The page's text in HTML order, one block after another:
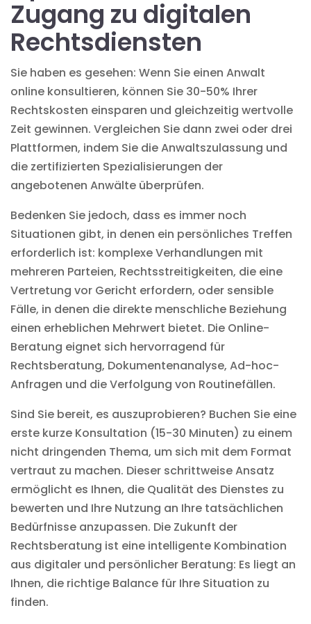
Zugang zu digitalen
Rechtsdiensten
Sie haben es gesehen: Wenn Sie einen Anwalt
online konsultieren, können Sie 30-50% Ihrer
Rechtskosten einsparen und gleichzeitig wertvolle
Zeit gewinnen. Vergleichen Sie dann zwei oder drei
Plattformen, indem Sie die Anwaltszulassung und
die zertifizierten Spezialisierungen der
angebotenen Anwälte überprüfen.
Bedenken Sie jedoch, dass es immer noch
Situationen gibt, in denen ein persönliches Treffen
erforderlich ist: komplexe Verhandlungen mit
mehreren Parteien, Rechtsstreitigkeiten, die eine
Vertretung vor Gericht erfordern, oder sensible
Fälle, in denen die direkte menschliche Beziehung
einen erheblichen Mehrwert bietet. Die Online-
Beratung eignet sich hervorragend für
Rechtsberatung, Dokumentenanalyse, Ad-hoc-
Anfragen und die Verfolgung von Routinefällen.
Sind Sie bereit, es auszuprobieren? Buchen Sie eine
erste kurze Konsultation (15-30 Minuten) zu einem
nicht dringenden Thema, um sich mit dem Format
vertraut zu machen. Dieser schrittweise Ansatz
ermöglicht es Ihnen, die Qualität des Dienstes zu
bewerten und Ihre Nutzung an Ihre tatsächlichen
Bedürfnisse anzupassen. Die Zukunft der
Rechtsberatung ist eine intelligente Kombination
aus digitaler und persönlicher Beratung: Es liegt an
Ihnen, die richtige Balance für Ihre Situation zu
finden.